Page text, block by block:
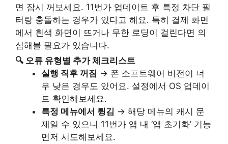
면 잠시 꺼보세요. 11번가 업데이트 후 특정 차단 필
터랑 충돌하는 경우가 있다고 해요. 특히 결제 화면
에서 흰색 화면이 뜨거나 무한 로딩이 걸린다면 의
심해볼 필요가 있습니다.
🔍 오류 유형별 추가 체크리스트
실행 직후 꺼짐 → 폰 소프트웨어 버전이 너
무 낮은 경우도 있어요. 설정에서 OS 업데이
트 확인해보세요.
특정 메뉴에서 튕김 → 해당 메뉴의 캐시 문
제일 수 있으니 11번가 앱 내 ‘앱 초기화’ 기능
먼저 시도해보세요.